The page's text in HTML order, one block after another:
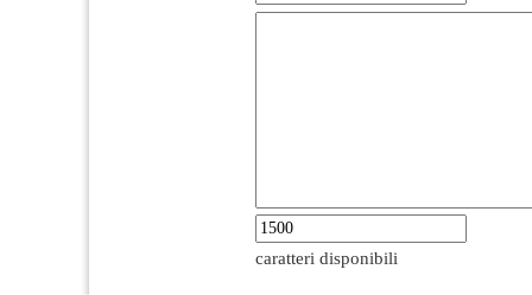
caratteri disponibili